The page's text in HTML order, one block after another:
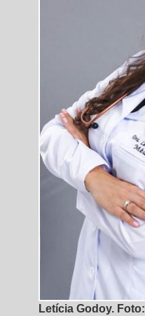
Letícia Godoy.